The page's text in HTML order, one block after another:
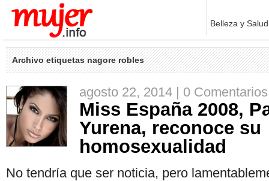
Belleza y Salud
Archivo etiquetas nagore robles
agosto 22, 2014 | 0 Comentarios
Miss España 2008,
Yurena, reconoce su
homosexualidad
No tendría que ser noticia, pero